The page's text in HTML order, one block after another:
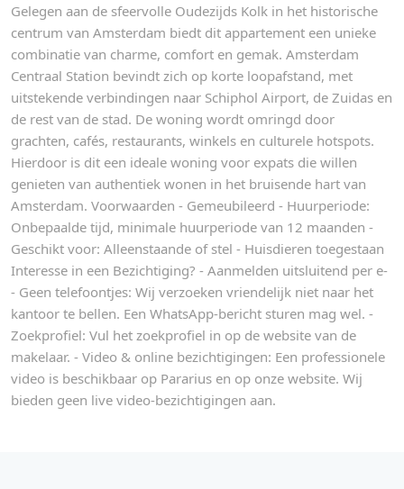
Gelegen aan de sfeervolle Oudezijds Kolk in het historische
centrum van Amsterdam biedt dit appartement een unieke
combinatie van charme, comfort en gemak. Amsterdam
Centraal Station bevindt zich op korte loopafstand, met
uitstekende verbindingen naar Schiphol Airport, de Zuidas en
de rest van de stad. De woning wordt omringd door
grachten, cafés, restaurants, winkels en culturele hotspots.
Hierdoor is dit een ideale woning voor expats die willen
genieten van authentiek wonen in het bruisende hart van
Amsterdam. Voorwaarden - Gemeubileerd - Huurperiode:
Onbepaalde tijd, minimale huurperiode van 12 maanden -
Geschikt voor: Alleenstaande of stel - Huisdieren toegestaan
Interesse in een Bezichtiging? - Aanmelden uitsluitend per e-
- Geen telefoontjes: Wij verzoeken vriendelijk niet naar het
kantoor te bellen. Een WhatsApp-bericht sturen mag wel. -
Zoekprofiel: Vul het zoekprofiel in op de website van de
makelaar. - Video & online bezichtigingen: Een professionele
video is beschikbaar op Pararius en op onze website. Wij
bieden geen live video-bezichtigingen aan.